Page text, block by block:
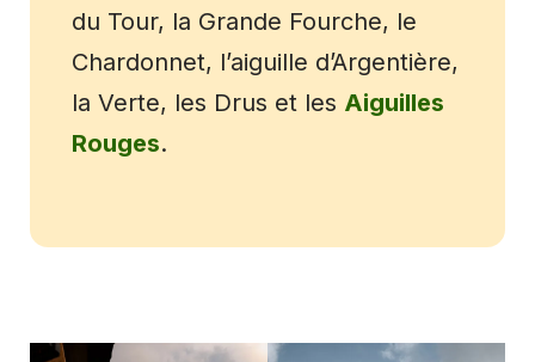
du Tour, la Grande Fourche, le
Chardonnet, l’aiguille d’Argentière,
la Verte, les Drus et les Aiguilles
Rouges.